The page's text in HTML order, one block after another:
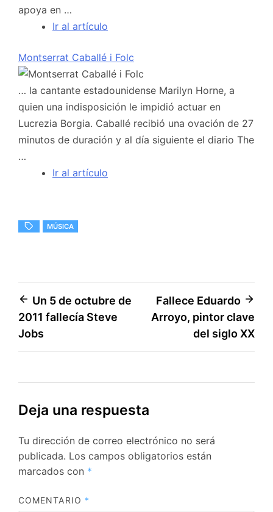
apoya en …
Ir al artículo
Montserrat Caballé i Folc
… la cantante estadounidense Marilyn Horne, a
quien una indisposición le impidió actuar en
Lucrezia Borgia. Caballé recibió una ovación de 27
minutos de duración y al día siguiente el diario The
…
Ir al artículo
MÚSICA
Navegación
de
Un 5 de octubre de
2011 fallecía Steve
Jobs
Fallece Eduardo
Arroyo, pintor clave
del siglo XX
Deja una respuesta
Tu dirección de correo electrónico no será
publicada. Los campos obligatorios están
marcados con *
COMENTARIO *